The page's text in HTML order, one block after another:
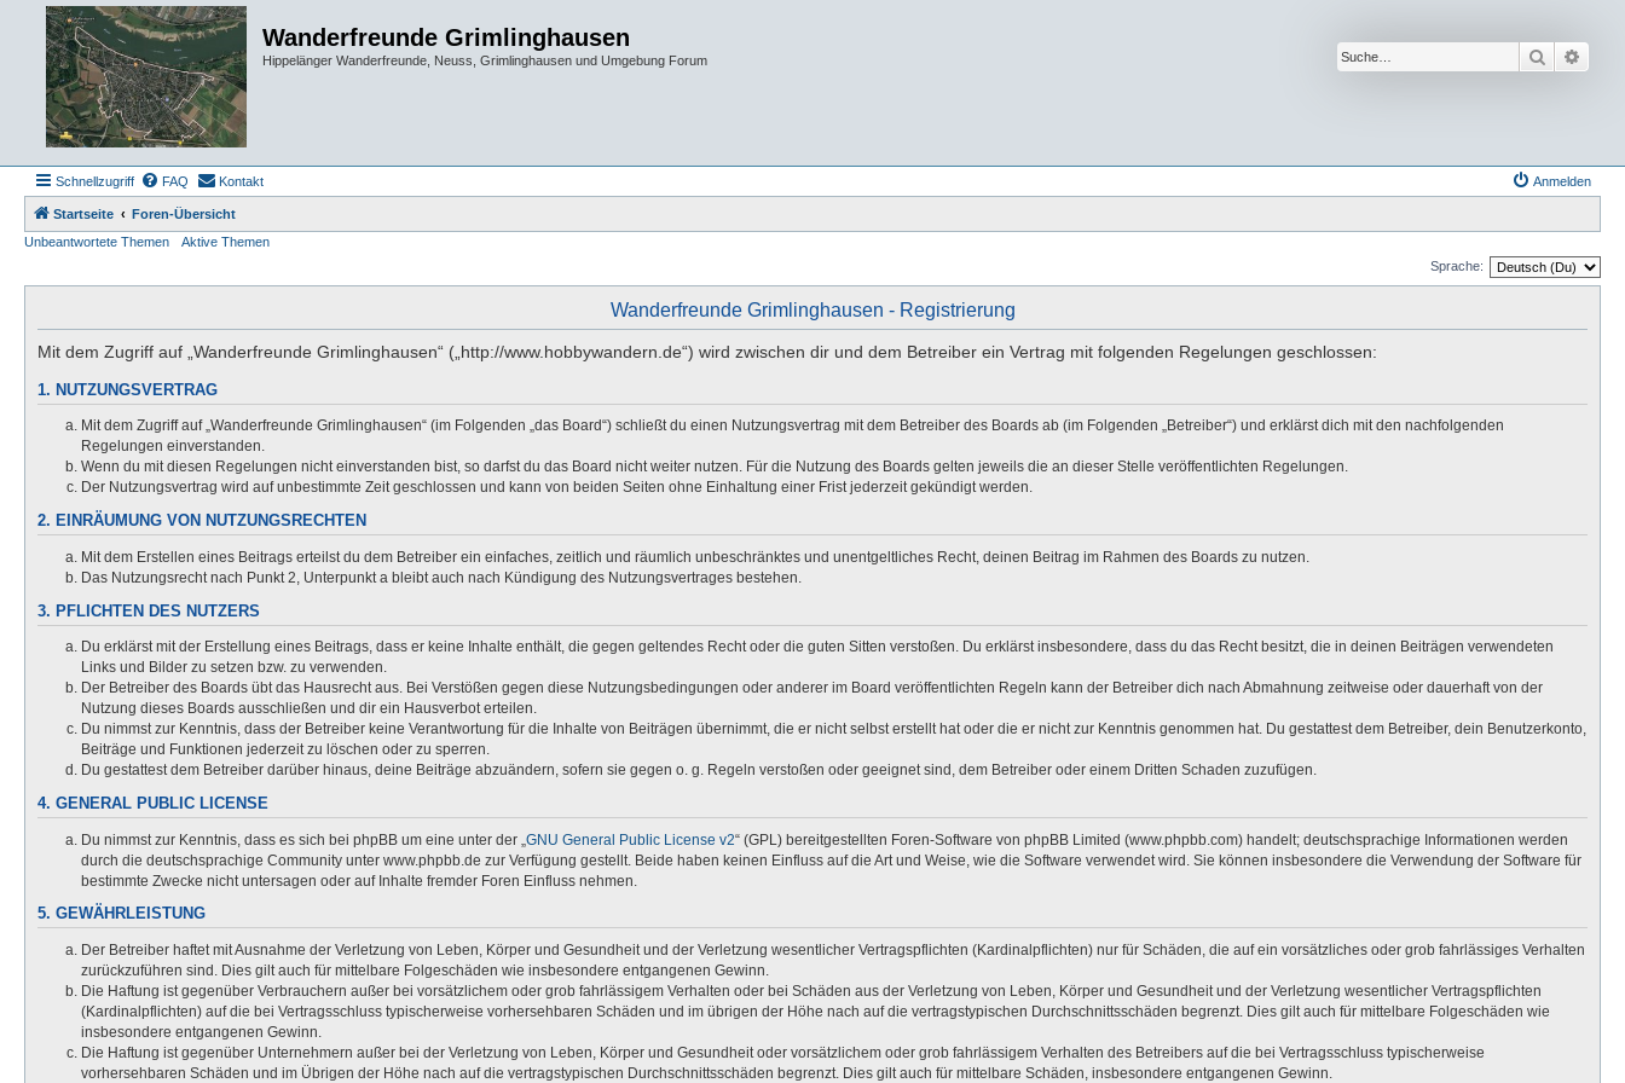
Wanderfreunde Grimlinghausen
Hippelänger Wanderfreunde, Neuss, Grimlinghausen und Umgebung Forum Suche
Schnellzugriff FAQ Kontakt Anmelden
Startseite
Foren-Übersicht
Unbeantwortete Themen
Aktive Themen
Sprache:
Wanderfreunde Grimlinghausen - Registrierung
Mit dem Zugriff auf „Wanderfreunde Grimlinghausen“ („http://www.hobbywandern.de“) wird zwischen dir und dem Betreiber ein Vertrag mit folgenden Regelungen geschlossen:
1. NUTZUNGSVERTRAG
Mit dem Zugriff auf „Wanderfreunde Grimlinghausen“ (im Folgenden „das Board“) schließt du einen Nutzungsvertrag mit dem Betreiber des Boards ab (im Folgenden „Betreiber“) und erklärst dich mit den nachfolgenden
Regelungen einverstanden.
Wenn du mit diesen Regelungen nicht einverstanden bist, so darfst du das Board nicht weiter nutzen. Für die Nutzung des Boards gelten jeweils die an dieser Stelle veröffentlichten Regelungen.
Der Nutzungsvertrag wird auf unbestimmte Zeit geschlossen und kann von beiden Seiten ohne Einhaltung einer Frist jederzeit gekündigt werden.
2. EINRÄUMUNG VON NUTZUNGSRECHTEN
Mit dem Erstellen eines Beitrags erteilst du dem Betreiber ein einfaches, zeitlich und räumlich unbeschränktes und unentgeltliches Recht, deinen Beitrag im Rahmen des Boards zu nutzen.
Das Nutzungsrecht nach Punkt 2, Unterpunkt a bleibt auch nach Kündigung des Nutzungsvertrages bestehen.
3. PFLICHTEN DES NUTZERS
Du erklärst mit der Erstellung eines Beitrags, dass er keine Inhalte enthält, die gegen geltendes Recht oder die guten Sitten verstoßen. Du erklärst insbesondere, dass du das Recht besitzt, die in deinen Beiträgen verwendeten
Links und Bilder zu setzen bzw. zu verwenden.
Der Betreiber des Boards übt das Hausrecht aus. Bei Verstößen gegen diese Nutzungsbedingungen oder anderer im Board veröffentlichten Regeln kann der Betreiber dich nach Abmahnung zeitweise oder dauerhaft von der
Nutzung dieses Boards ausschließen und dir ein Hausverbot erteilen.
Du nimmst zur Kenntnis, dass der Betreiber keine Verantwortung für die Inhalte von Beiträgen übernimmt, die er nicht selbst erstellt hat oder die er nicht zur Kenntnis genommen hat. Du gestattest dem Betreiber, dein Benutzerkonto,
Beiträge und Funktionen jederzeit zu löschen oder zu sperren.
Du gestattest dem Betreiber darüber hinaus, deine Beiträge abzuändern, sofern sie gegen o. g. Regeln verstoßen oder geeignet sind, dem Betreiber oder einem Dritten Schaden zuzufügen.
4. GENERAL PUBLIC LICENSE
Du nimmst zur Kenntnis, dass es sich bei phpBB um eine unter der „ GNU General Public License v2“ (GPL) bereitgestellten Foren-Software von phpBB Limited (www.phpbb.com) handelt; deutschsprachige Informationen werden
durch die deutschsprachige Community unter www.phpbb.de zur Verfügung gestellt. Beide haben keinen Einfluss auf die Art und Weise, wie die Software verwendet wird. Sie können insbesondere die Verwendung der Software für
bestimmte Zwecke nicht untersagen oder auf Inhalte fremder Foren Einfluss nehmen.
5. GEWÄHRLEISTUNG
Der Betreiber haftet mit Ausnahme der Verletzung von Leben, Körper und Gesundheit und der Verletzung wesentlicher Vertragspflichten (Kardinalpflichten) nur für Schäden, die auf ein vorsätzliches oder grob fahrlässiges Verhalten
zurückzuführen sind. Dies gilt auch für mittelbare Folgeschäden wie insbesondere entgangenen Gewinn.
Die Haftung ist gegenüber Verbrauchern außer bei vorsätzlichem oder grob fahrlässigem Verhalten oder bei Schäden aus der Verletzung von Leben, Körper und Gesundheit und der Verletzung wesentlicher Vertragspflichten
(Kardinalpflichten) auf die bei Vertragsschluss typischerweise vorhersehbaren Schäden und im übrigen der Höhe nach auf die vertragstypischen Durchschnittsschäden begrenzt. Dies gilt auch für mittelbare Folgeschäden wie
insbesondere entgangenen Gewinn.
Die Haftung ist gegenüber Unternehmern außer bei der Verletzung von Leben, Körper und Gesundheit oder vorsätzlichem oder grob fahrlässigem Verhalten des Betreibers auf die bei Vertragsschluss typischerweise
vorhersehbaren Schäden und im Übrigen der Höhe nach auf die vertragstypischen Durchschnittsschäden begrenzt. Dies gilt auch für mittelbare Schäden, insbesondere entgangenen Gewinn.